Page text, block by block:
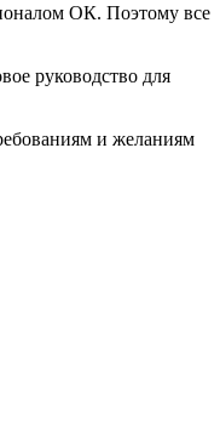
ОК. Поэтому все
руководство для
и желаниям